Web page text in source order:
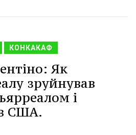
КОНКАКАФ
Як
зруйнував
і
США.